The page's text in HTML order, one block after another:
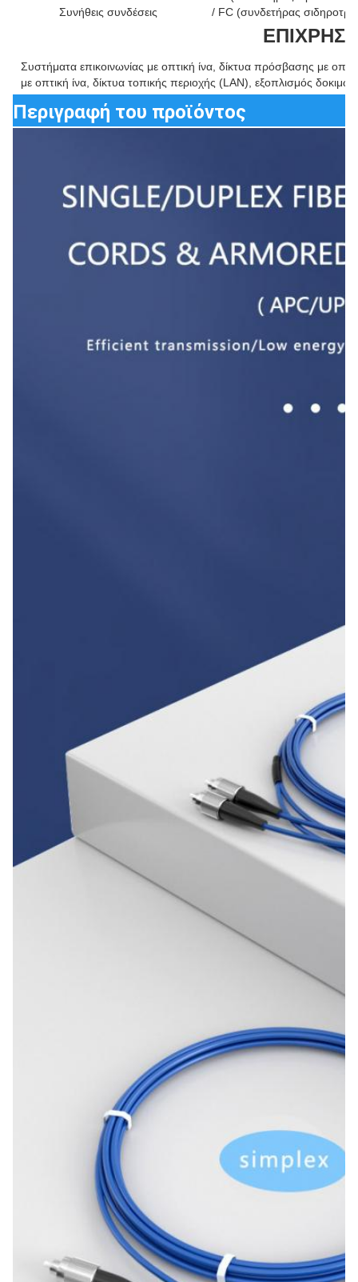
Συνήθεις συνδέσεις
/ FC (συνδετήρας
ΕΠΙΧΡΗΣΗ
Συστήματα επικοινωνίας με οπτική ίνα, δίκτυα πρόσβασης με
με οπτική ίνα, δίκτυα τοπικής περιοχής (LAN), εξοπλισμός δοκιμών
Περιγραφή του προϊόντος